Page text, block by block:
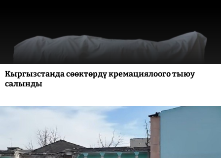
Кыргызстанда сөөктөрдү кремациялоого тыюу
салынды